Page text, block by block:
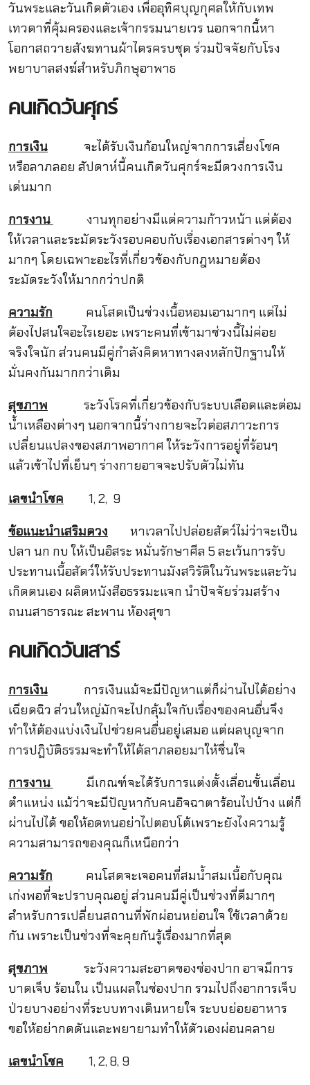
วันพระและวันเกิดตัวเอง เพื่ออุทิศบุญกุศลให้กับเทพ
เทวดาที่คุ้มครองและเจ้ากรรมนายเวร นอกจากนี้หา
โอกาสถวายสังฆทานผ้าไตรครบชุด ร่วมปัจจัยกับโรง
พยาบาลสงฆ์สำหรับภิกษุอาพาธ
คนเกิดวันศุกร์
การเงินจะได้รับเงินก้อนใหญ่จากการเสี่ยงโชค
หรือลาภลอย สัปดาห์นี้คนเกิดวันศุกร์จะมีดวงการเงิน
เด่นมาก
การงาน
งานทุกอย่างมีแต่ความก้าวหน้า แต่ต้อง
ให้เวลาและระมัดระวังรอบคอบกับเรื่องเอกสารต่างๆ ให้
มากๆ โดยเฉพาะอะไรที่เกี่ยวข้องกับกฎหมายต้อง
ระมัดระวังให้มากกว่าปกติ
ความรัก คนโสดเป็นช่วงเนื้อหอมเอามากๆ แต่ไม่
ต้องไปสนใจอะไรเยอะ เพราะคนที่เข้ามาช่วงนี้ไม่ค่อย
จริงใจนัก ส่วนคนมีคู่กำลังคิดหาทางลงหลักปักฐานให้
มั่นคงกันมากกว่าเดิม
สุขภาพ ระวังโรคที่เกี่ยวข้องกับระบบเลือดและต่อม
น้ำเหลืองต่างๆ นอกจากนี้ร่างกายจะไวต่อสภาวะการ
เปลี่ยนแปลงของสภาพอากาศ ให้ระวังการอยู่ที่ร้อนๆ
แล้วเข้าไปที่เย็นๆ ร่างกายอาจจะปรับตัวไม่ทัน
เลขนำโชค 1, 2, 9
ข้อแนะนำเสริมดวง หาเวลาไปปล่อยสัตว์ไม่ว่าจะเป็น
ปลา นก กบ ให้เป็นอิสระ หมั่นรักษาศีล 5 ละเว้นการรับ
ประทานเนื้อสัตว์ให้รับประทานมังสวิรัติในวันพระและวัน
เกิดตนเอง ผลิตหนังสือธรรมะแจก นำปัจจัยร่วมสร้าง
ถนนสาธารณะ สะพาน ห้องสุขา
คนเกิดวันเสาร์
การเงินการเงินแม้จะมีปัญหาแต่ก็ผ่านไปได้อย่าง
เฉียดฉิว ส่วนใหญ่มักจะไปกลุ้มใจกับเรื่องของคนอื่นจึง
ทำให้ต้องแบ่งเงินไปช่วยคนอื่นอยู่เสมอ แต่ผลบุญจาก
การปฏิบัติธรรมจะทำให้ได้ลาภลอยมาให้ชื่นใจ
การงาน
มีเกณฑ์จะได้รับการแต่งตั้งเลื่อนขั้นเลื่อน
ตำแหน่ง แม้ว่าจะมีปัญหากับคนอิจฉาตาร้อนไปบ้าง แต่ก็
ผ่านไปได้ ขอให้อดทนอย่าไปตอบโต้เพราะยังไงความรู้
ความสามารถของคุณก็เหนือกว่า
ความรัก คนโสดจะเจอคนที่สมน้ำสมเนื้อกับคุณ
เก่งพอที่จะปราบคุณอยู่ ส่วนคนมีคู่เป็นช่วงที่ดีมากๆ
สำหรับการเปลี่ยนสถานที่พักผ่อนหย่อนใจ ใช้เวลาด้วย
กัน เพราะเป็นช่วงที่จะคุยกันรู้เรื่องมากที่สุด
สุขภาพ ระวังความสะอาดของช่องปาก อาจมีการ
บาดเจ็บ ร้อนใน เป็นแผลในช่องปาก รวมไปถึงอาการเจ็บ
ป่วยบางอย่างที่ระบบทางเดินหายใจ ระบบย่อยอาหาร
ขอให้อย่ากดดันและพยายามทำให้ตัวเองผ่อนคลาย
เลขนำโชค 1, 2, 8, 9